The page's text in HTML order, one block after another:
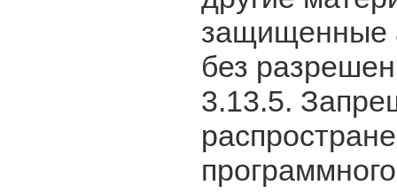
защищенные
без
3.13.5.